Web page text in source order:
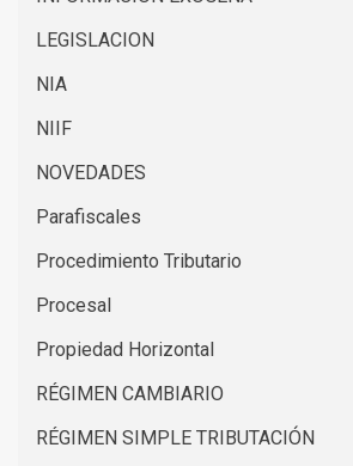
LEGISLACION
NIA
NIIF
NOVEDADES
Parafiscales
Procedimiento Tributario
Procesal
Propiedad Horizontal
RÉGIMEN CAMBIARIO
RÉGIMEN SIMPLE TRIBUTACIÓN